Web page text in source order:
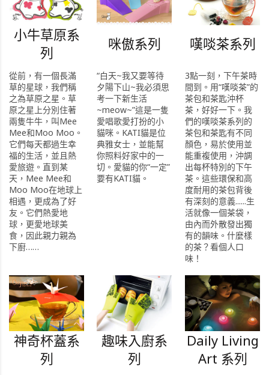
小牛草原系
列
咪傲系列 嘆啖茶系列
從前，有一個長滿
草的星球，我們稱
之為草原之星。草
原之星上分別住著
兩隻牛牛，叫Mee
Mee和Moo Moo。
它們每天都過生幸
福的生活，並且熱
愛旅遊。直到某
天，Mee Mee和
Moo Moo在地球上
相遇，更成為了好
友。它們熱愛地
球，更愛地球美
食，因此親力親為
下廚……
“白天~我又要等待
夕陽下山~我必須思
考一下新生活
~meow~”這是一隻
愛唱歌愛打扮的小
貓咪。KATI貓是位
典雅女士，並能幫
你照料好家中的一
切。愛貓的你“一定”
要有KATI貓。
3點一刻，下午茶時
間到。用“嘆啖茶”的
茶包和茶匙沖杯
茶，好好一下。我
們的嘆啖茶系列的
茶包和茶匙有不同
顏色，易於使用並
能重複使用，沖調
出每杯特別的下午
茶。這些環保和高
度耐用的茶包背後
有深刻的意義......生
活就像一個茶袋，
由內而外散發出獨
有的韻味。什麼樣
的茶？看個人口
味！
神奇杯蓋系
列
趣味入廚系
列
Daily Living
Art 系列